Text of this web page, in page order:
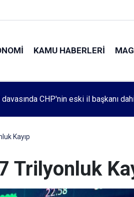
KAMU HABERLERI
1083. haftada Mehmet Özdemir için
Kayıp
Trilyonluk